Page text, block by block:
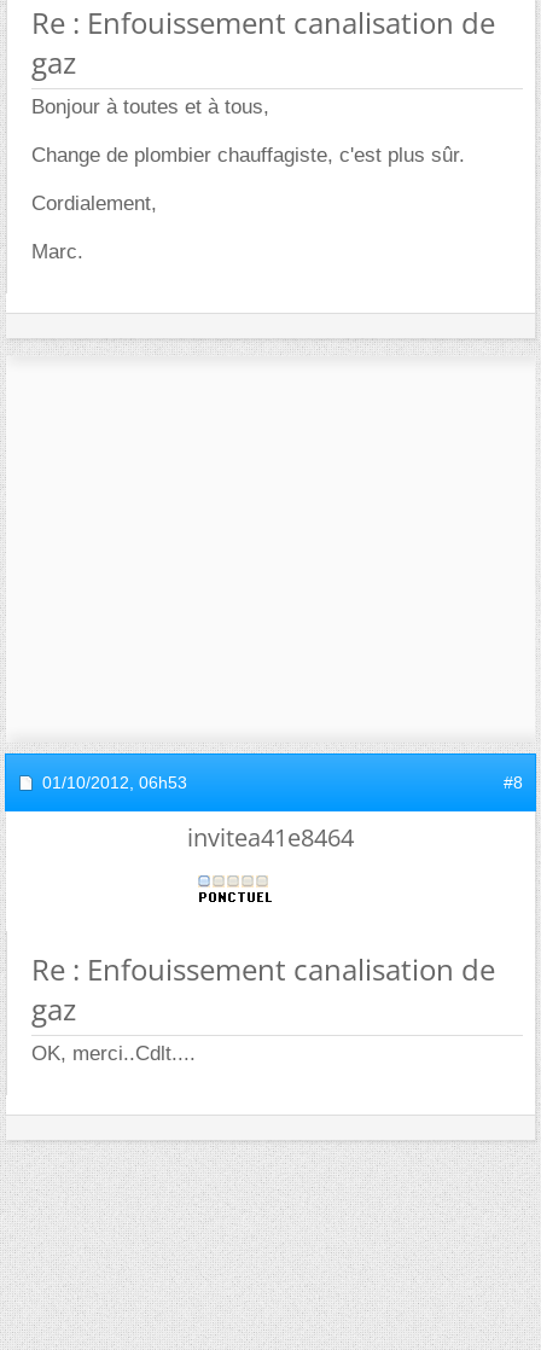
Re : Enfouissement canalisation de
gaz
Bonjour à toutes et à tous,
Change de plombier chauffagiste, c'est plus sûr.
Cordialement,
Marc.
01/10/2012, 06h53 #8
invitea41e8464
Re : Enfouissement canalisation de
gaz
OK, merci..Cdlt....